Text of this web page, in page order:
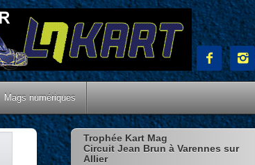
 
Mags numériques
Trophée Kart Mag
Circuit Jean Brun à Varennes sur
Allier